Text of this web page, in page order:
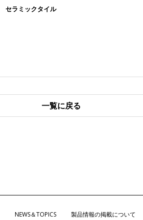
セラミックタイル
一覧に戻る
NEWS＆TOPICS 製品情報の掲載について